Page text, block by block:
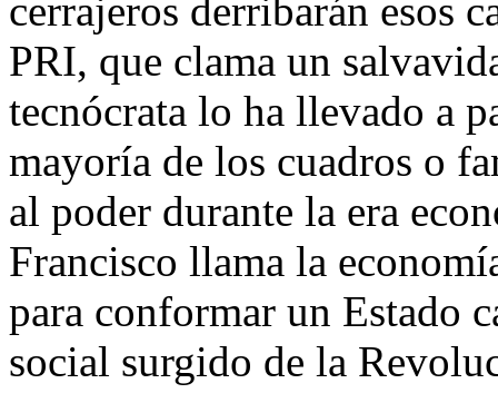
cerrajeros derribarán esos
PRI, que clama un
tecnócrata lo ha llevado a
mayoría de los cuadros o
al poder durante la era
Francisco llama la
para conformar un Estado
social surgido de la